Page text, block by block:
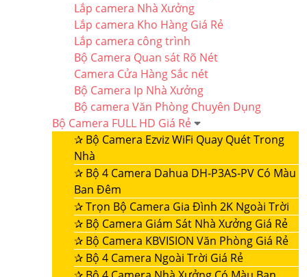
Lắp camera Nhà Xưởng
Lắp camera Kho Hàng Giá Rẻ
Lắp camera công trình
Bộ Camera Quan sát Rõ Nét
Camera Cửa Hàng Sắc nét
Bộ Camera Ip Nhà Xưởng
Bộ camera Văn Phòng Chuyên Dụng
Bộ Camera FULL HD Giá Rẻ
✰ Bộ Camera Ezviz WiFi Quay Quét Trong
Nhà
✰ Bộ 4 Camera Dahua DH-P3AS-PV Có Màu
Ban Đêm
✰Trọn Bộ Camera Gia Đình 2K Ngoài Trời
✰ Bộ Camera Giám Sát Nhà Xưởng Giá Rẻ
✰ Bộ Camera KBVISION Văn Phòng Giá Rẻ
✰ Bộ 4 Camera Ngoài Trời Giá Rẻ